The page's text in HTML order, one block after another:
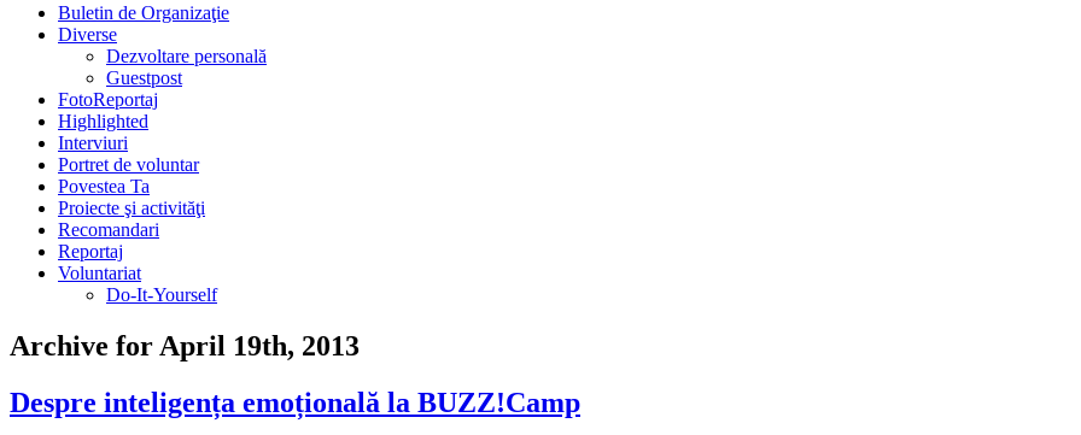
Buletin de Organizaţie
Diverse
Dezvoltare personală
Guestpost
FotoReportaj
Highlighted
Interviuri
Portret de voluntar
Povestea Ta
Proiecte şi activităţi
Recomandari
Reportaj
Voluntariat
Do-It-Yourself
Archive for April 19th, 2013
Despre inteligența emoțională la BUZZ!Camp